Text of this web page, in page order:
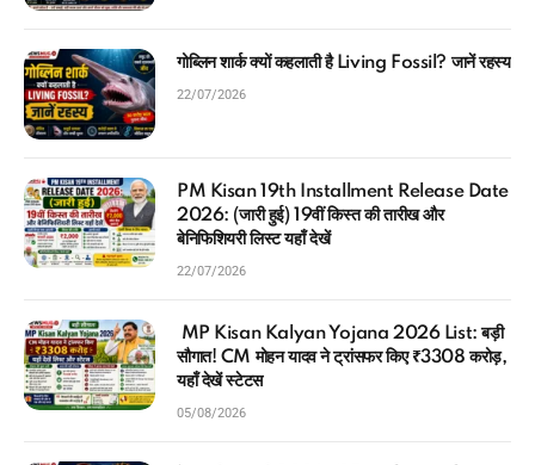
गोब्लिन शार्क क्यों कहलाती है Living Fossil? जानें रहस्य
22/07/2026
PM Kisan 19th Installment Release Date
2026: (जारी हुई) 19वीं किस्त की तारीख और
बेनिफिशियरी लिस्ट यहाँ देखें
22/07/2026
MP Kisan Kalyan Yojana 2026 List: बड़ी
सौगात! CM मोहन यादव ने ट्रांसफर किए ₹3308 करोड़,
यहाँ देखें स्टेटस
05/08/2026